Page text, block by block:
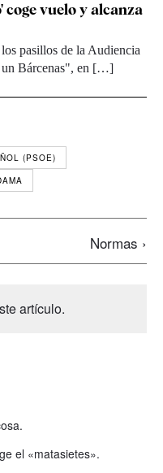
coge vuelo y alcanza
pasillos de la Audiencia
un Bárcenas", en […]
(PSOE)
Normas ›
artículo.
el «matasietes».